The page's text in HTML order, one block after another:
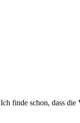
finde schon, dass